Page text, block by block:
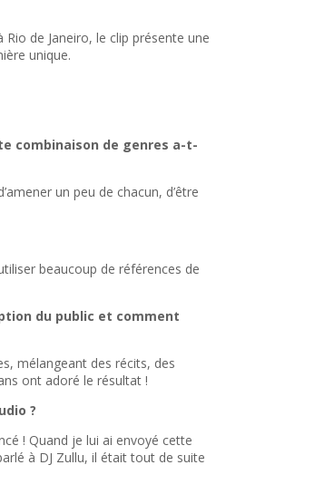
de Janeiro, le clip présente une
unique.
combinaison de genres a-t-
un peu de chacun, d’être
beaucoup de références de
du public et comment
mélangeant des récits, des
ont adoré le résultat !
?
! Quand je lui ai envoyé cette
à DJ Zullu, il était tout de suite